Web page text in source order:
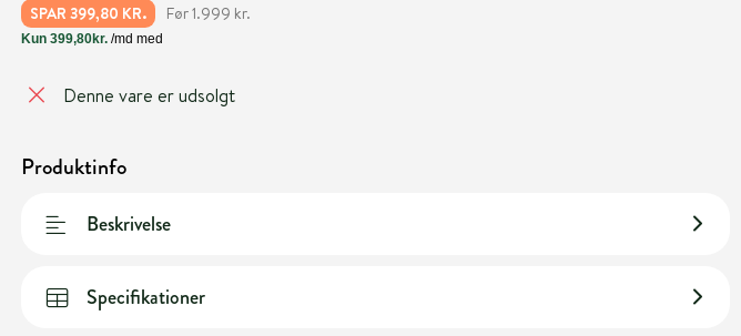
SPAR 399,80 KR. Før 1.999 kr.
Denne vare er udsolgt
Produktinfo
Beskrivelse
Specifikationer